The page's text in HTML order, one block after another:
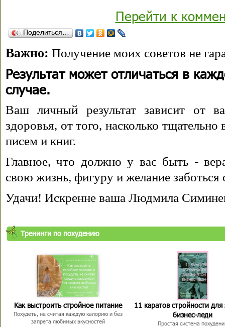
Перейти к
Поделиться…
Важно: Получение моих советов не
Результат может отличаться в
случае.
Ваш личный результат зависит от
здоровья, от того, насколько
писем и книг.
Главное, что должно у вас быть -
свою жизнь, фигуру и желание заботься
Удачи! Искренне ваша Людмила
Тренинги по похудению
Как выстроить стройное питание
Похудеть, не считая каждую калорию и без
запрета любимых вкусностей
11 каратов стройности для
бизнес-леди
Простая система